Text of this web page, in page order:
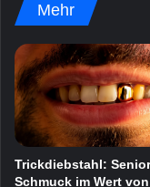
Mehr
Trickdiebstahl:
Schmuck im Wert